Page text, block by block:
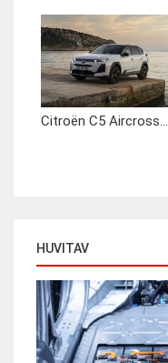
Citroën C5 Aircross...
HUVITAV